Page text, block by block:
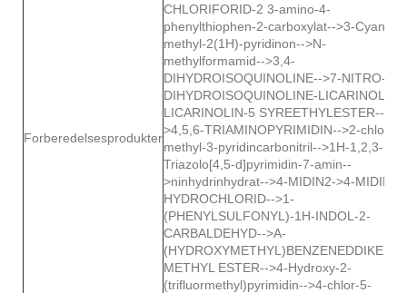
Forberedelsesprodukter
CHLORIFORID-2 3-amino-4-
phenylthiophen-2-carboxylat-->3-Cyano-
methyl-2(1H)-pyridinon-->N-
methylformamid-->3,4-
DIHYDROISOQUINOLINE-->7-NITRO-
DIHYDROISOQUINOLINE-LICARINOLIN-
LICARINOLIN-5 SYREETHYLESTER--
>4,5,6-TRIAMINOPYRIMIDIN-->2-chlor-6-
methyl-3-pyridincarbonitril-->1H-1,2,3-
Triazolo[4,5-d]pyrimidin-7-amin--
>ninhydrinhydrat-->4-MIDIN2->4-MIDIN2
HYDROCHLORID-->1-
(PHENYLSULFONYL)-1H-INDOL-2-
CARBALDEHYD-->A-
METHYL ESTER-->4-Hydroxy-2-
(trifluormethyl)pyrimidin-->4-chlor-5-